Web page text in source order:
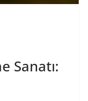
Sanatı: